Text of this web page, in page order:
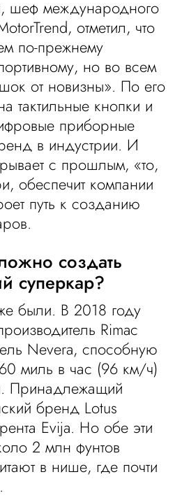
шеф международного
отметил, что
по-прежнему
но во всем
от новизны». По его
тактильные кнопки и
приборные
в индустрии. И
с прошлым, «то,
обеспечит компании
путь к созданию
создать
суперкар?
были. В 2018 году
Rimac
Nevera, способную
миль в час (96 км/ч)
Принадлежащий
бренд Lotus
Evija. Но обе эти
2 млн фунтов
в нише, где почти